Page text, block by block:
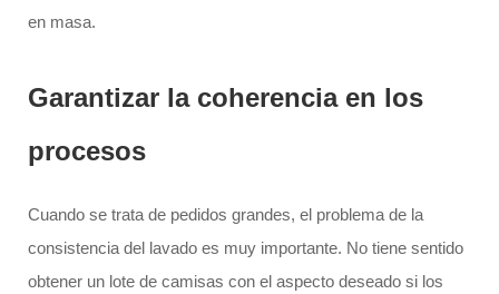
en masa.
Garantizar la coherencia en los
procesos
Cuando se trata de pedidos grandes, el problema de la
consistencia del lavado es muy importante. No tiene sentido
obtener un lote de camisas con el aspecto deseado si los